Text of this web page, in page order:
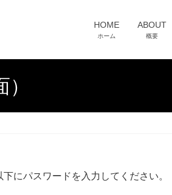
HOME
ホーム
ABOUT
概要
にパスワードを入力してください。